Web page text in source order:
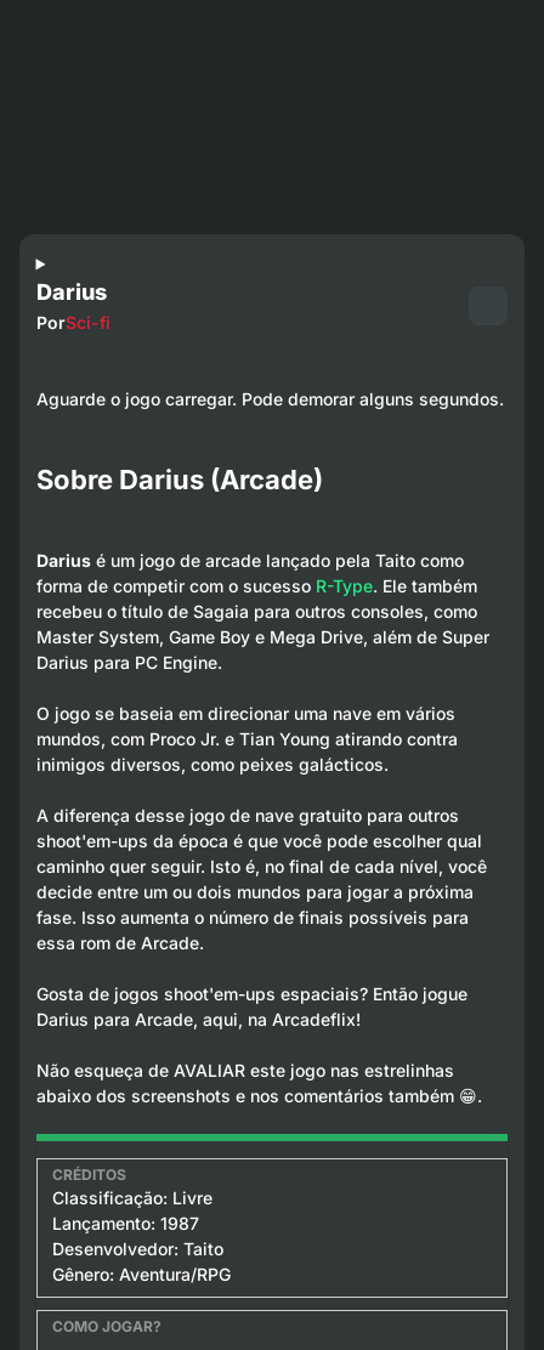
Darius
PorSci-fi
Aguarde o jogo carregar. Pode demorar alguns segundos.
Sobre Darius (Arcade)
Dariusé um jogo de arcade lançado pela Taito como
forma de competir com o sucesso R-Type. Ele também
recebeu o título de Sagaia para outros consoles, como
Master System, Game Boy e Mega Drive, além de Super
Darius para PC Engine.
O jogo se baseia em direcionar uma nave em vários
mundos, com Proco Jr. e Tian Young atirando contra
inimigos diversos, como peixes galácticos.
A diferença desse jogo de nave gratuito para outros
shoot'em-ups da época é que você pode escolher qual
caminho quer seguir. Isto é, no final de cada nível, você
decide entre um ou dois mundos para jogar a próxima
fase. Isso aumenta o número de finais possíveis para
essa rom de Arcade.
Gosta de jogos shoot'em-ups espaciais? Então jogue
Darius para Arcade, aqui, na Arcadeflix!
Não esqueça de AVALIAR este jogo nas estrelinhas
abaixo dos screenshots e nos comentários também 😁.
Classificação: Livre
Lançamento: 1987
Desenvolvedor: Taito
Gênero: Aventura/RPG